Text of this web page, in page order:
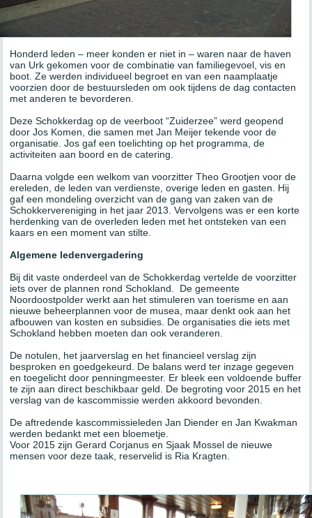
Honderd leden – meer konden er niet in – waren naar de haven
van Urk gekomen voor de combinatie van familiegevoel, vis en
boot. Ze werden individueel begroet en van een naamplaatje
voorzien door de bestuursleden om ook tijdens de dag contacten
met anderen te bevorderen.
Deze Schokkerdag op de veerboot “Zuiderzee” werd geopend
door Jos Komen, die samen met Jan Meijer tekende voor de
organisatie. Jos gaf een toelichting op het programma, de
activiteiten aan boord en de catering.
Daarna volgde een welkom van voorzitter Theo Grootjen voor de
ereleden, de leden van verdienste, overige leden en gasten. Hij
gaf een mondeling overzicht van de gang van zaken van de
Schokkervereniging in het jaar 2013. Vervolgens was er een korte
herdenking van de overleden leden met het ontsteken van een
kaars en een moment van stilte.
Algemene ledenvergadering
Bij dit vaste onderdeel van de Schokkerdag vertelde de voorzitter
iets over de plannen rond Schokland. De gemeente
Noordoostpolder werkt aan het stimuleren van toerisme en aan
nieuwe beheerplannen voor de musea, maar denkt ook aan het
afbouwen van kosten en subsidies. De organisaties die iets met
Schokland hebben moeten dan ook veranderen.
De notulen, het jaarverslag en het financieel verslag zijn
besproken en goedgekeurd. De balans werd ter inzage gegeven
en toegelicht door penningmeester. Er bleek een voldoende buffer
te zijn aan direct beschikbaar geld. De begroting voor 2015 en het
verslag van de kascommissie werden akkoord bevonden.
De aftredende kascommissieleden Jan Diender en Jan Kwakman
werden bedankt met een bloemetje.
Voor 2015 zijn Gerard Corjanus en Sjaak Mossel de nieuwe
mensen voor deze taak, reservelid is Ria Kragten.